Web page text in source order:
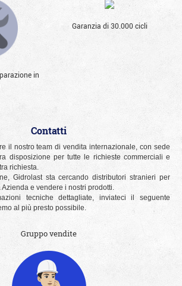
in
Garanzia di 30.000 cicli
Contatti
il nostro team di vendita internazionale, con sede
disposizione per tutte le richieste commerciali e
richiesta.
Gidrolast sta cercando distributori stranieri per
e vendere i nostri prodotti.
tecniche dettagliate, inviateci il seguente
al più presto possibile.
Gruppo vendite